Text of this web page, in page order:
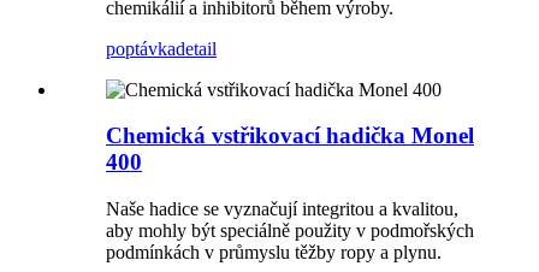
chemikálií a inhibitorů během výroby.
poptávkadetail
Chemická vstřikovací hadička Monel
400
Naše hadice se vyznačují integritou a kvalitou,
aby mohly být speciálně použity v podmořských
podmínkách v průmyslu těžby ropy a plynu.